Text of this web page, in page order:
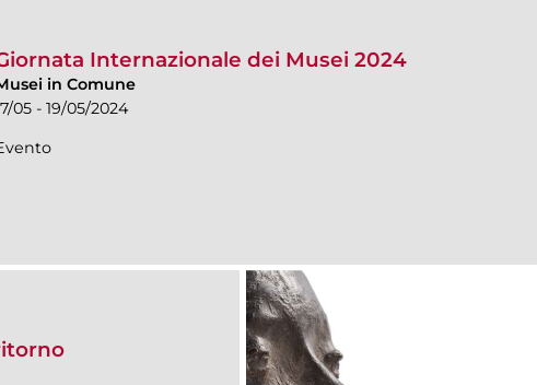
Internazionale dei Musei 2024
in Comune
05 - 19/05/2024